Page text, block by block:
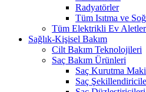
Radyatörler
Tüm Isıtma ve
Tüm Elektrikli Ev
Sağlık-Kişisel Bakım
Cilt Bakım Teknolojileri
Saç Bakım Ürünleri
Saç Kurutma
Saç